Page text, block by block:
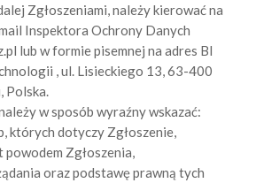
Zgłoszeniami, należy kierować na
Inspektora Ochrony Danych
lub w formie pisemnej na adres BI
, ul. Lisieckiego 13, 63-400
Polska.
w sposób wyraźny wskazać:
których dotyczy Zgłoszenie,
Zgłoszenia,
oraz podstawę prawną tych